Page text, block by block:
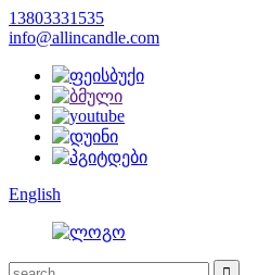
13803331535
info@allincandle.com
English